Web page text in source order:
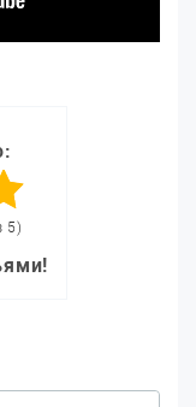
5)